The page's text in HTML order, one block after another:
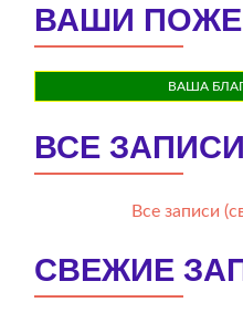
ВАШИ
ВАША
ВСЕ ЗАПИСИ
Все записи
СВЕЖИЕ